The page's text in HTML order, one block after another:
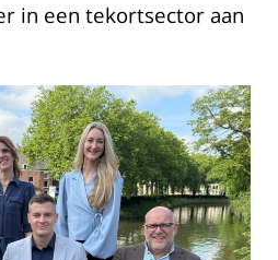
in een tekortsector aan